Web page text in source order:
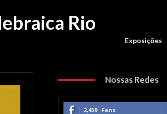
Rio
Exposições
Nossas Redes
2,459 Fans